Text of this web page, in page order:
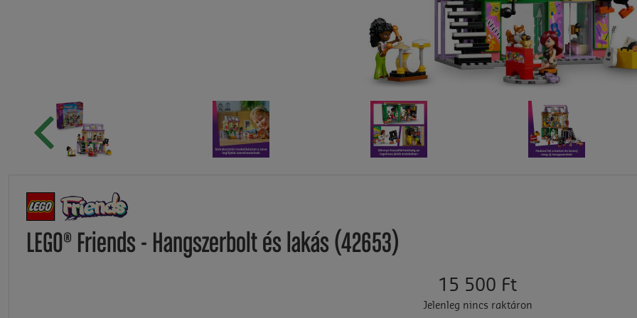
LEGO® Friends - Hangszerbolt és lakás (42653)
15 500 Ft
Jelenleg nincs raktáron